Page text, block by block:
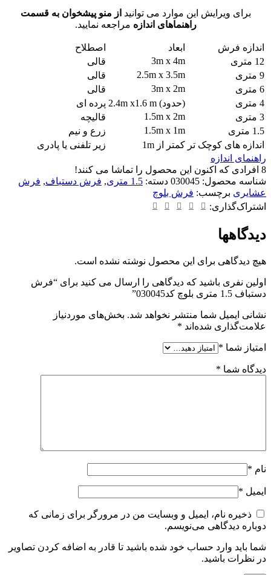
برای ویرایش این موارد می توانید از منو پیشخوان به قسمت
راهنماهای اندازه مراجعه نمایید.
اندازه فرش ابعاد
اصطلاح
12 متری
3m x 4m
قالی
9 متری
2.5m x 3.5m
قالی
6 متری
3m x 2m
قالی
4 متری
(حدود) 2.4m x1.6 m
پرده ای
3 متری
1.5m x 2m
قالیچه
1.5 متری
1.5m x 1m
زرع و نیم
اندازه های کوچک تر کمتر از 1m
زیر تلفنی یا پادری
راهنمای اندازه
8 افرادی که اکنون این محصول را تماشا می کنند!
شناسه محصول: 030045 دسته: 1.5 متری , فرش دستباف, فرش
عشایری برچسب: فرش بلوچ
اشتراک‌گذاری:
دیدگاهها
هیچ دیدگاهی برای این محصول نوشته نشده است.
اولین نفری باشید که دیدگاهی را ارسال می کنید برای “فرش
دستباف 1.5 متری بلوچ کد030045”
نشانی ایمیل شما منتشر نخواهد شد. بخش‌های موردنیاز
علامت‌گذاری شده‌اند *
امتیاز شما *
دیدگاه شما *
نام *
ایمیل *
ذخیره نام، ایمیل و وبسایت من در مرورگر برای زمانی که
دوباره دیدگاهی می‌نویسم.
شما باید وارد حساب خود شده باشید تا قادر به اضافه کردن تصاویر
در نظرات باشید.